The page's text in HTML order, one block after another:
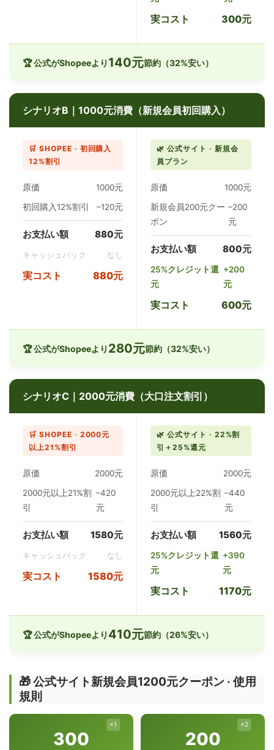
実コスト 300元
🏆 公式がShopeeより 140元節約（32%安い）
シナリオB｜1000元消費（新規会員初回購入）
🛒 SHOPEE · 初回購入
12%割引
原価
1000元
初回購入12%割引
–120元
お支払い額 880元
キャッシュバック なし
実コスト 880元
🌿 公式サイト · 新規会
員プラン
原価
1000元
新規会員200元クー
ポン
–200
元
お支払い額 800元
25%クレジット還
元
+200
元
実コスト 600元
🏆 公式がShopeeより 280元節約（32%安い）
シナリオC｜2000元消費（大口注文割引）
🛒 SHOPEE · 2000元
以上21%割引
原価
2000元
2000元以上21%割
引
–420
元
お支払い額 1580元
キャッシュバック なし
実コスト 1580元
🌿 公式サイト · 22%割
引＋25%還元
原価
2000元
2000元以上22%割
引
–440
元
お支払い額 1560元
25%クレジット還
元
+390
元
実コスト 1170元
🏆 公式がShopeeより 410元節約（26%安い）
🎁 公式サイト新規会員1200元クーポン · 使用
規則
×1
300
×2
200